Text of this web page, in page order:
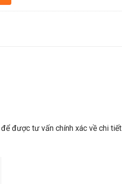
được tư vấn chính xác về chi tiết